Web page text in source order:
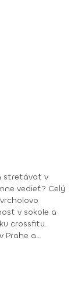
stretávať v
v sokole a
crossfitu.
Prahe a
a to tým,
a cestu k